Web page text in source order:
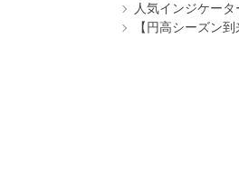
人気インジケー
【円高シーズン